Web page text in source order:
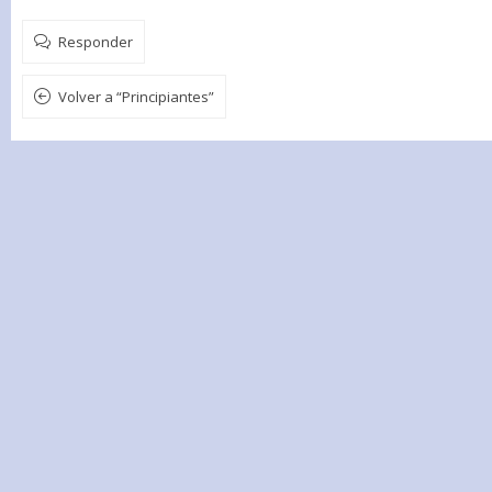
Responder
Volver a “Principiantes”